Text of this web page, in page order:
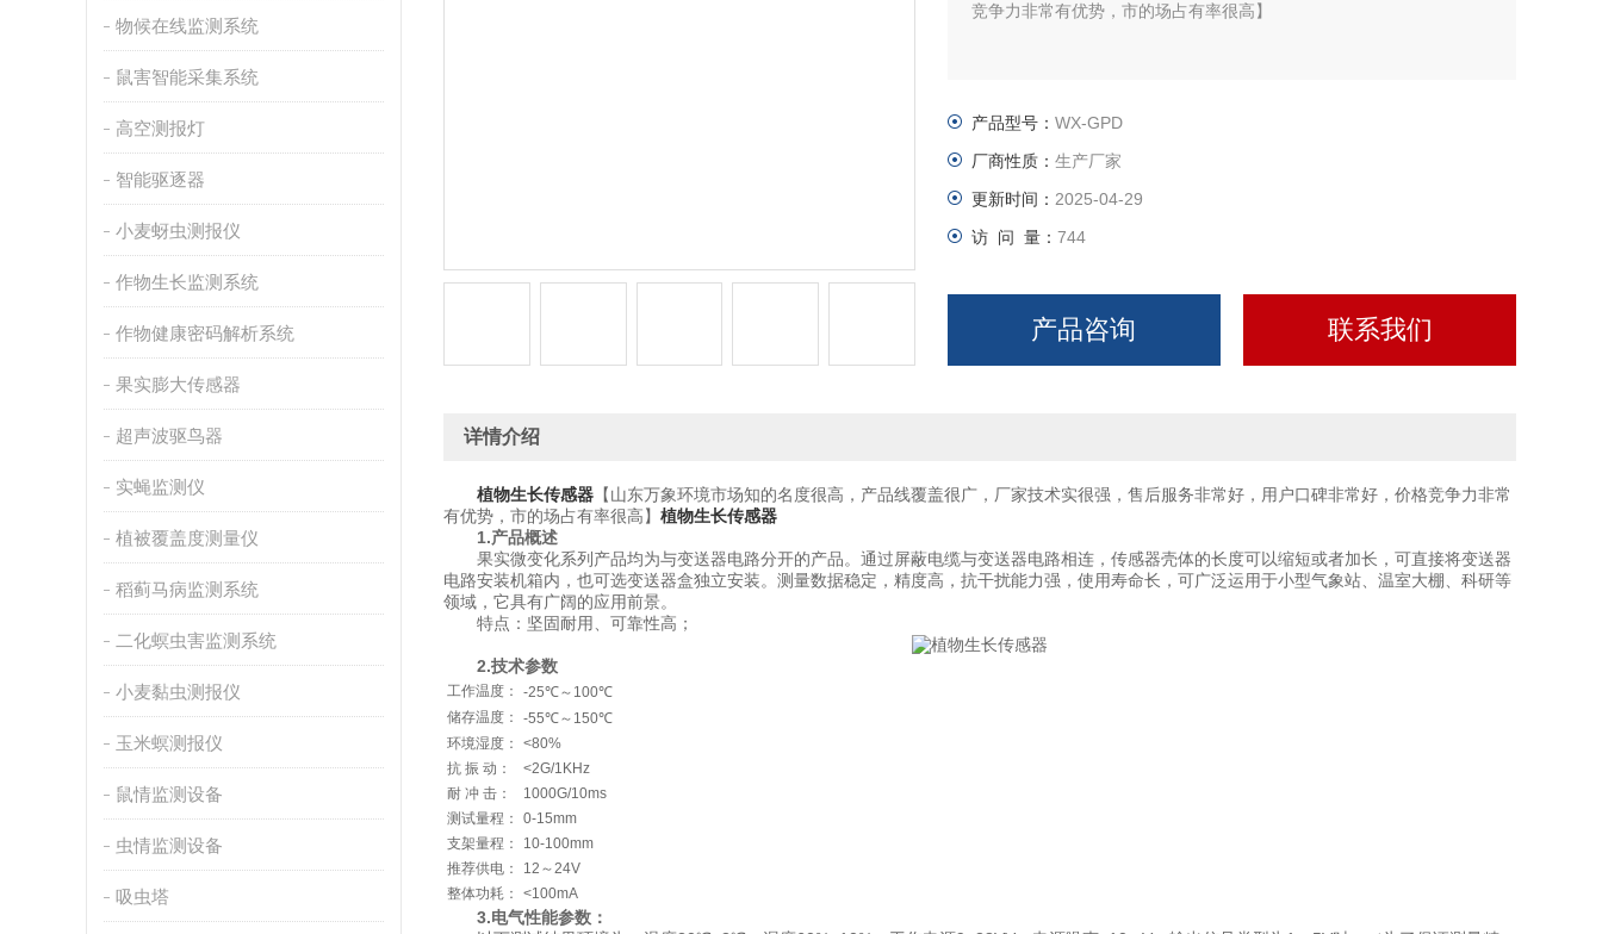
物候在线监测系统
鼠害智能采集系统
高空测报灯
智能驱逐器
小麦蚜虫测报仪
作物生长监测系统
作物健康密码解析系统
果实膨大传感器
超声波驱鸟器
实蝇监测仪
植被覆盖度测量仪
稻蓟马病监测系统
二化螟虫害监测系统
小麦黏虫测报仪
玉米螟测报仪
鼠情监测设备
虫情监测设备
吸虫塔
竞争力非常有优势，市的场占有率很高】
产品型号： WX-GPD
厂商性质： 生产厂家
更新时间： 2025-04-29
访 问 量： 744
产品咨询 联系我们
详情介绍
植物生长传感器 【山东万象环境市场知的名度很高，产品线覆盖很广，厂家技术实很强，售后服务非常好，用户口碑非常好，价格竞争力非常
有优势，市的场占有率很高】 植物生长传感器
1.产品概述
果实微变化系列产品均为与变送器电路分开的产品。通过屏蔽电缆与变送器电路相连，传感器壳体的长度可以缩短或者加长，可直接将变送器
电路安装机箱内，也可选变送器盒独立安装。测量数据稳定，精度高，抗干扰能力强，使用寿命长，可广泛运用于小型气象站、温室大棚、科研等
领域，它具有广阔的应用前景。
特点：坚固耐用、可靠性高；
2.技术参数
工作温度：
-25℃～100℃
储存温度：
-55℃～150℃
环境湿度：
<80%
抗 振 动：
<2G/1KHz
耐 冲 击：
1000G/10ms
测试量程：
0-15mm
支架量程：
10-100mm
推荐供电：
12～24V
整体功耗：
<100mA
3.电气性能参数：